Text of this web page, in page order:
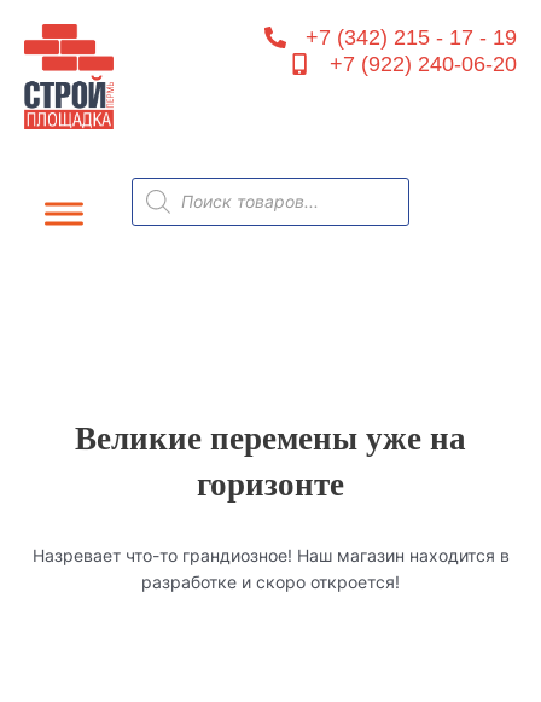
содержимому
+7 (342) 215 - 17 - 19
+7 (922) 240-06-20
Поиск
товаров
Великие перемены уже на
горизонте
Назревает что-то грандиозное! Наш магазин находится в
разработке и скоро откроется!